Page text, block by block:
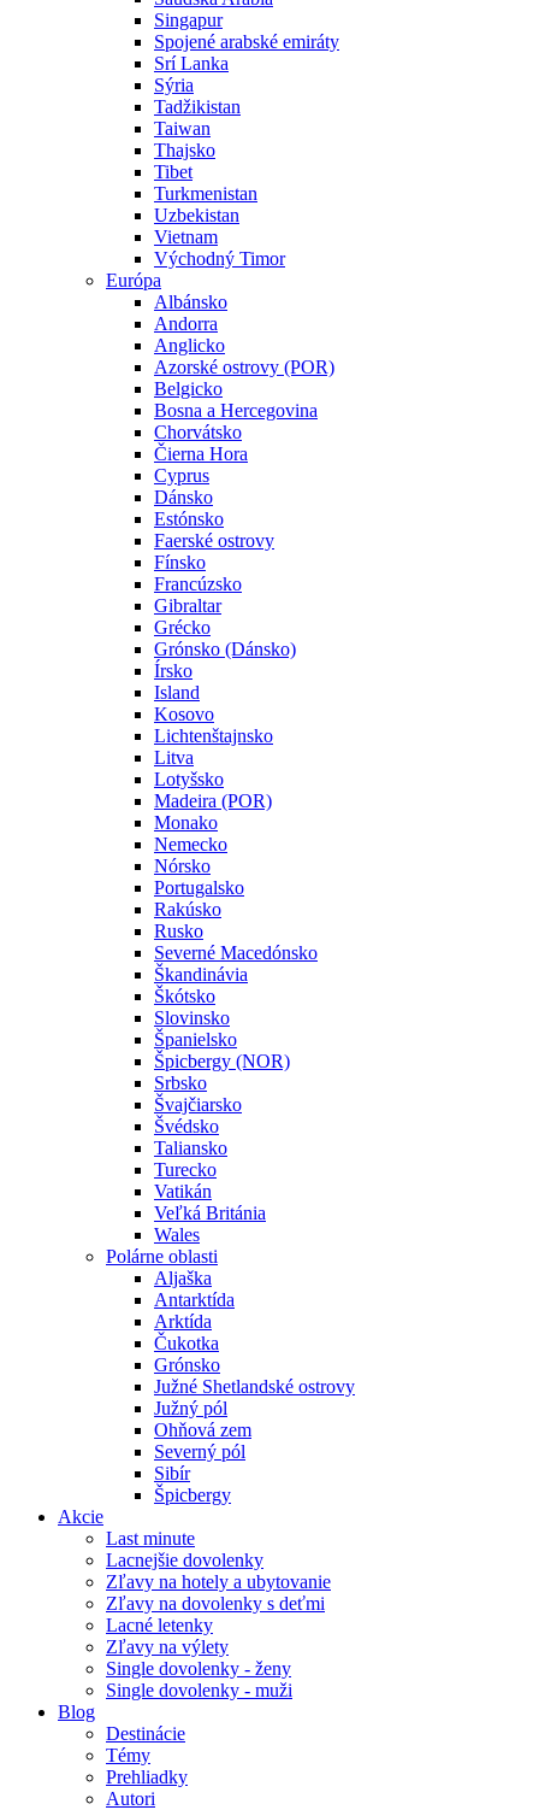
Singapur
Spojené arabské emiráty
Srí Lanka
Sýria
Tadžikistan
Taiwan
Thajsko
Tibet
Turkmenistan
Uzbekistan
Vietnam
Východný Timor
Európa
Albánsko
Andorra
Anglicko
Azorské ostrovy (POR)
Belgicko
Bosna a Hercegovina
Chorvátsko
Čierna Hora
Cyprus
Dánsko
Estónsko
Faerské ostrovy
Fínsko
Francúzsko
Gibraltar
Grécko
Grónsko (Dánsko)
Írsko
Island
Kosovo
Lichtenštajnsko
Litva
Lotyšsko
Madeira (POR)
Monako
Nemecko
Nórsko
Portugalsko
Rakúsko
Rusko
Severné Macedónsko
Škandinávia
Škótsko
Slovinsko
Španielsko
Špicbergy (NOR)
Srbsko
Švajčiarsko
Švédsko
Taliansko
Turecko
Vatikán
Veľká Británia
Wales
Polárne oblasti
Aljaška
Antarktída
Arktída
Čukotka
Grónsko
Južné Shetlandské ostrovy
Južný pól
Ohňová zem
Severný pól
Sibír
Špicbergy
Akcie
Last minute
Lacnejšie dovolenky
Zľavy na hotely a ubytovanie
Zľavy na dovolenky s deťmi
Lacné letenky
Zľavy na výlety
Single dovolenky - ženy
Single dovolenky - muži
Blog
Destinácie
Témy
Prehliadky
Autori